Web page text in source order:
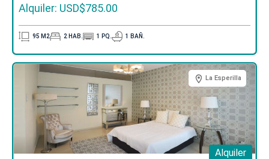
Alquiler: USD$785.00
95 M2 2 HAB. 1 PQ. 1 BAÑ.
La Esperilla
Alquiler